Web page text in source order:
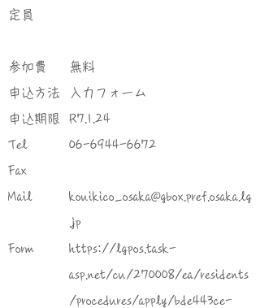
定員
参加費
申込方法
申込期限
Tel
Fax
Mail
Form
無料
入力フォーム
R7.1.24
06-6944-6672
kouikico_osaka@gbox.pref.osaka.lg
.jp
https://lgpos.task-
asp.net/cu/270008/ea/residents
/procedures/apply/bde443ce-